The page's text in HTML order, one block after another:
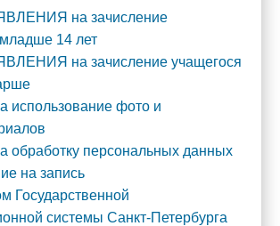
дорожно-транспортного травматизма
безопасность и действия в чрезвычайных
и терроризма
коррупции
и иные акты в сфере
коррупции
на зачисление
ладше 14 лет
на зачисление учащегося
использование фото и
обработку персональных данных
на запись
Государственной
системы Санкт-Петербурга